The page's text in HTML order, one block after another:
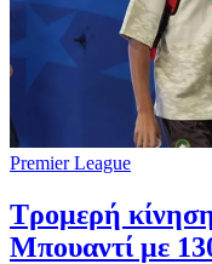
Premier League
Τρομερή
Μπουαντί με